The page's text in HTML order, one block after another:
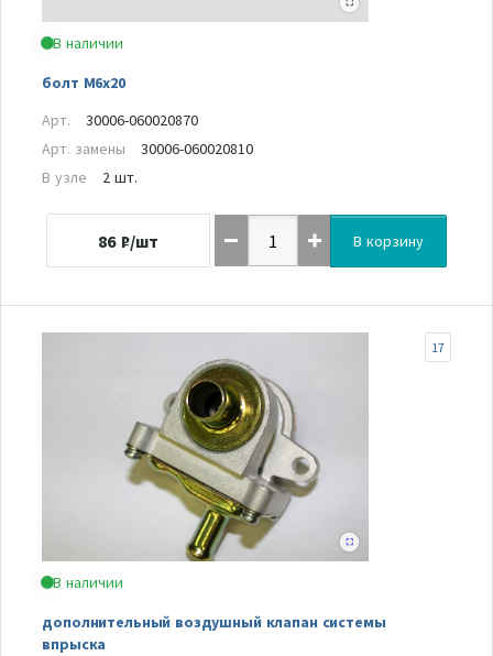
В наличии
болт M6x20
Арт.
30006-060020870
Арт. замены
30006-060020810
В узле
2 шт.
86 ₽/шт В корзину
В наличии
дополнительный воздушный клапан системы
впрыска
17